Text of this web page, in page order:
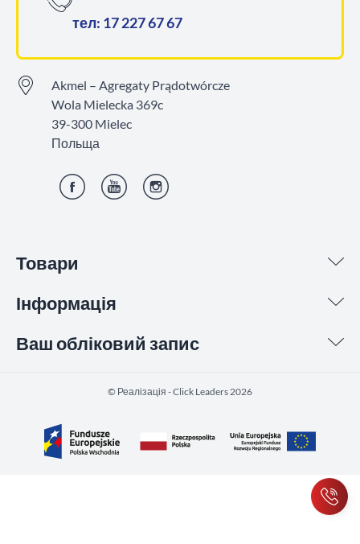
Товари
Інформація
Ваш обліковий запис
тел: 17 227 67 67
Akmel – Agregaty Prądotwórcze
Wola Mielecka 369c
39-300 Mielec
Польща
©️ Реалізація - Click Leaders 2026